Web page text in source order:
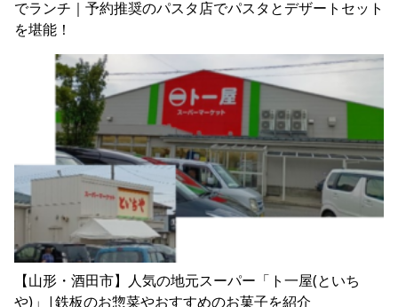
でランチ｜予約推奨のパスタ店でパスタとデザートセット
を堪能！
【山形・酒田市】人気の地元スーパー「ト一屋(といち
や)」|鉄板のお惣菜やおすすめのお菓子を紹介